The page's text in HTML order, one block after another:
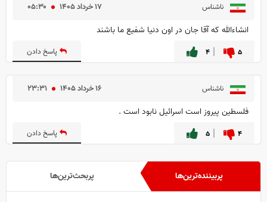
ناشناس ۰۵:۳۰ ۱۷ خرداد ۱۴۰۵
انشاءالله که آقا جان در اون دنیا شفیع ما باشند
۵ ۴ پاسخ دادن
ناشناس ۲۳:۳۱ ۱۶ خرداد ۱۴۰۵
فلسطین پیروز است اسرائیل نابود است .
۴ ۵ پاسخ دادن
پربیننده‌ترین‌ها پربحث‌ترین‌ها